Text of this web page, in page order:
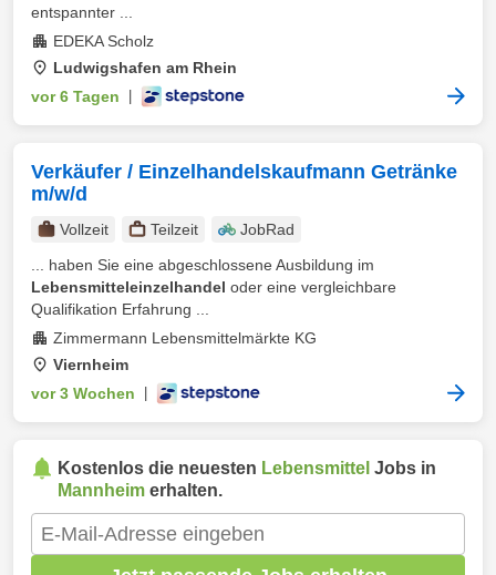
entspannter ...
EDEKA Scholz
Ludwigshafen am Rhein
vor 6 Tagen
Verkäufer / Einzelhandelskaufmann Getränke
m/w/d
Vollzeit Teilzeit
JobRad
... haben Sie eine abgeschlossene Ausbildung im
Lebensmitteleinzelhandel oder eine vergleichbare
Qualifikation Erfahrung ...
Zimmermann Lebensmittelmärkte KG
Viernheim
vor 3 Wochen
Kostenlos die neuesten Lebensmittel Jobs in
Mannheim erhalten.